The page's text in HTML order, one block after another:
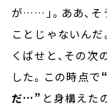
が……」。ああ、
ことじゃないんだ
くばせと、その次
した。この時点で
だ…” と身構えた